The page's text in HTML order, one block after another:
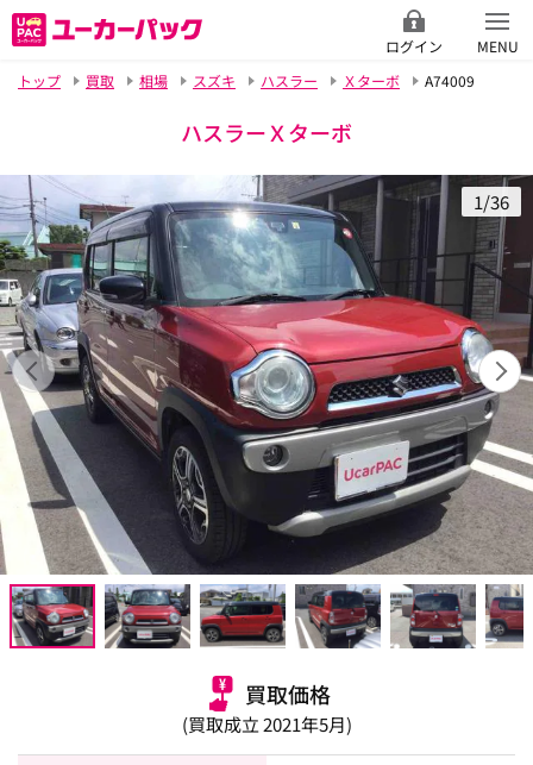
ログイン
MENU
トップ
買取 相場 スズキ ハスラー Ｘターボ A74009
ハスラーＸターボ
1/36
買取価格
(買取成立 2021年5月)